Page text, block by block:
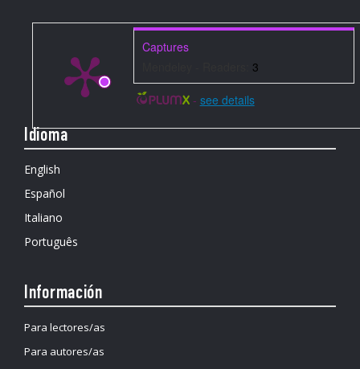
Captures
3
- see details
Idioma
English
Español
Italiano
Português
Información
Para lectores/as
Para autores/as